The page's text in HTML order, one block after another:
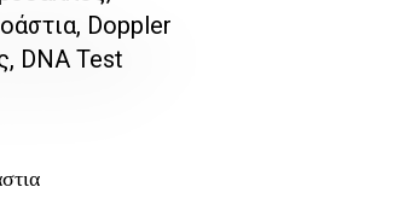
Doppler
DNA Test